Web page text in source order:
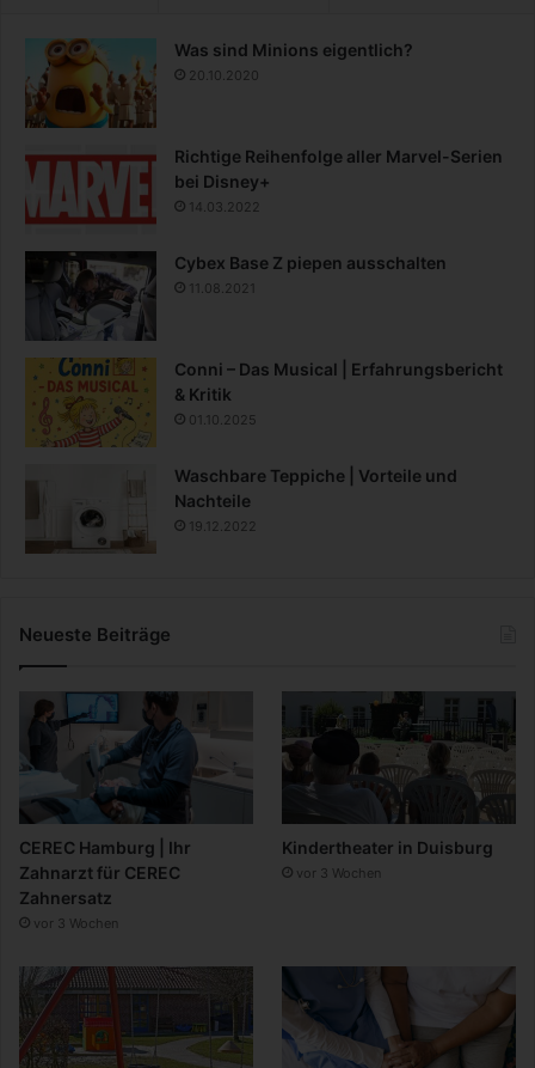
Was sind Minions eigentlich?
20.10.2020
Richtige Reihenfolge aller Marvel-Serien
bei Disney+
14.03.2022
Cybex Base Z piepen ausschalten
11.08.2021
Conni – Das Musical | Erfahrungsbericht
& Kritik
01.10.2025
Waschbare Teppiche | Vorteile und
Nachteile
19.12.2022
Neueste Beiträge
CEREC Hamburg | Ihr
Zahnarzt für CEREC
Zahnersatz
vor 3 Wochen
Kindertheater in Duisburg
vor 3 Wochen